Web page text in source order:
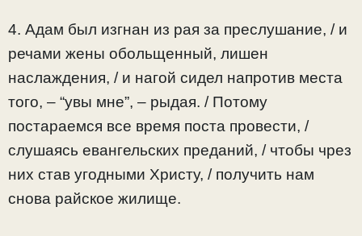
4. Адам был изгнан из рая за преслушание, / и
речами жены обольщенный, лишен
наслаждения, / и нагой сидел напротив места
того, – “увы мне”, – рыдая. / Потому
постараемся все время поста провести, /
слушаясь евангельских преданий, / чтобы чрез
них став угодными Христу, / получить нам
снова райское жилище.